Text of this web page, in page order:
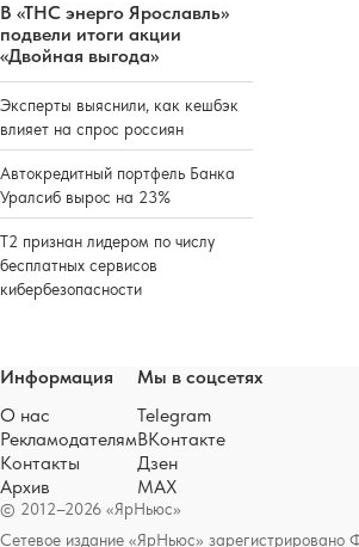
В «ТНС энерго Ярославль»
подвели итоги акции
«Двойная выгода»
Эксперты выяснили, как кешбэк
влияет на спрос россиян
Автокредитный портфель Банка
Уралсиб вырос на 23%
Т2 признан лидером по числу
бесплатных сервисов
кибербезопасности
© 2012–2026 «ЯрНьюс»
Сетевое издание «ЯрНьюс» зарегистрировано
Информация
О нас
Рекламодателям
Контакты
Архив
Мы в соцсетях
Telegram
ВКонтакте
Дзен
MAX